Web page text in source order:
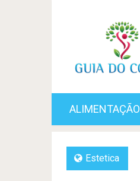
ALIMENTAÇÃO
Estetica